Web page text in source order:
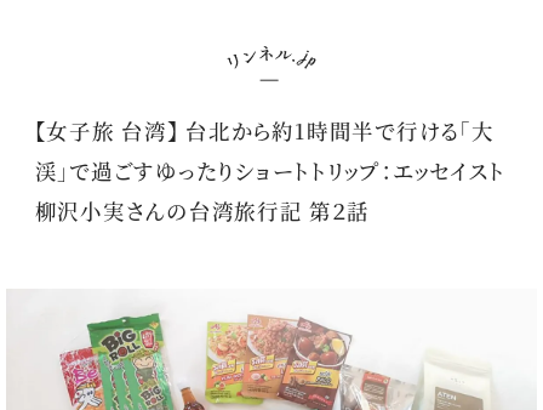
【女子旅 台湾】 台北から約1時間半で行ける「大
渓」で過ごすゆったりショートトリップ：エッセイスト
柳沢小実さんの台湾旅行記 第２話